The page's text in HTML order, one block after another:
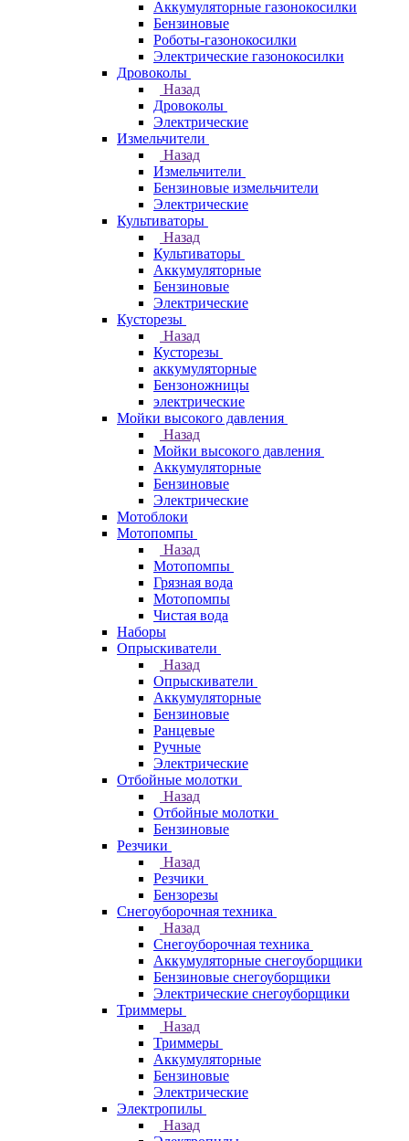
Аккумуляторные газонокосилки
Бензиновые
Роботы-газонокосилки
Электрические газонокосилки
Дровоколы
Назад
Дровоколы
Электрические
Измельчители
Назад
Измельчители
Бензиновые измельчители
Электрические
Культиваторы
Назад
Культиваторы
Аккумуляторные
Бензиновые
Электрические
Кусторезы
Назад
Кусторезы
аккумуляторные
Бензоножницы
электрические
Мойки высокого давления
Назад
Мойки высокого давления
Аккумуляторные
Бензиновые
Электрические
Мотоблоки
Мотопомпы
Назад
Мотопомпы
Грязная вода
Мотопомпы
Чистая вода
Наборы
Опрыскиватели
Назад
Опрыскиватели
Аккумуляторные
Бензиновые
Ранцевые
Ручные
Электрические
Отбойные молотки
Назад
Отбойные молотки
Бензиновые
Резчики
Назад
Резчики
Бензорезы
Снегоуборочная техника
Назад
Снегоуборочная техника
Аккумуляторные снегоуборщики
Бензиновые снегоуборщики
Электрические снегоуборщики
Триммеры
Назад
Триммеры
Аккумуляторные
Бензиновые
Электрические
Электропилы
Назад